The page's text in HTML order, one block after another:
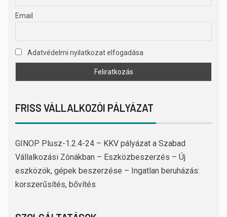
Email
Adatvédelmi nyilatkozat elfogadása
FRISS VÁLLALKOZÓI PÁLYÁZAT
GINOP Plusz-1.2.4-24 – KKV pályázat a Szabad
Vállalkozási Zónákban – Eszközbeszerzés – Új
eszközök, gépek beszerzése – Ingatlan beruházás:
korszerűsítés, bővítés